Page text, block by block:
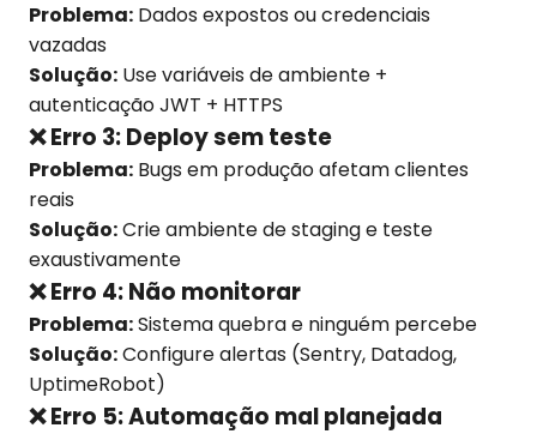
Problema: Dados expostos ou credenciais
vazadas
Solução: Use variáveis de ambiente +
autenticação JWT + HTTPS
❌ Erro 3: Deploy sem teste
Problema: Bugs em produção afetam clientes
reais
Solução:Crie ambiente de staging e teste
exaustivamente
❌ Erro 4: Não monitorar
Problema:Sistema quebra e ninguém percebe
Solução:Configure alertas (Sentry, Datadog,
UptimeRobot)
❌ Erro 5: Automação mal planejada